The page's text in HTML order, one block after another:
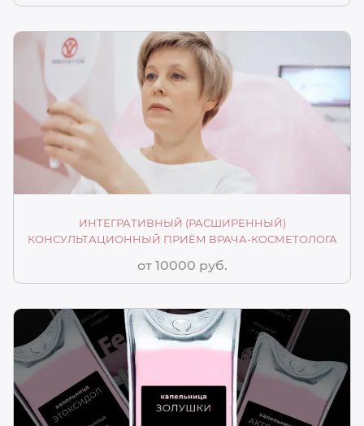
ИНТЕГРАТИВНЫЙ (РАСШИРЕННЫЙ)
КОНСУЛЬТАЦИОННЫЙ ПРИЁМ ВРАЧА-КОСМЕТОЛОГА
от 10000 руб.